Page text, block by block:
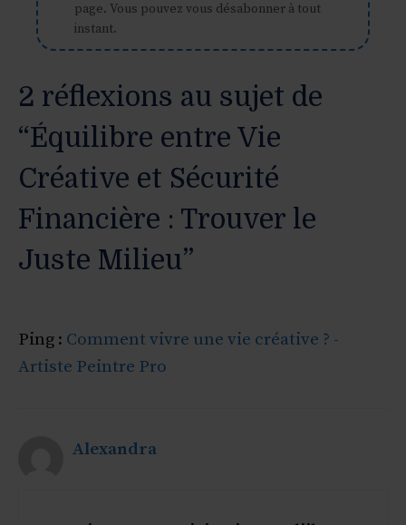
page. Vous pouvez vous désabonner à tout
instant.
2 réflexions au sujet de
“Équilibre entre Vie
Créative et Sécurité
Financière : Trouver le
Juste Milieu”
Ping : Comment vivre une vie créative ? -
Artiste Peintre Pro
Alexandra